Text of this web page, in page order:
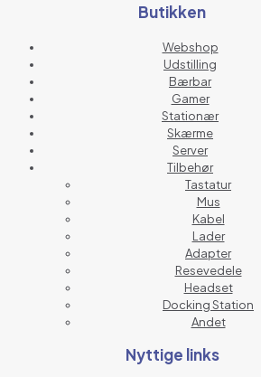
Butikken
Webshop
Udstilling
Bærbar
Gamer
Stationær
Skærme
Server
Tilbehør
Tastatur
Mus
Kabel
Lader
Adapter
Resevedele
Headset
Docking Station
Andet
Nyttige links